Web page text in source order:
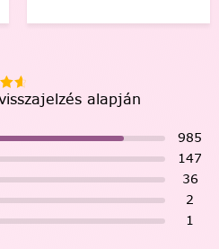
alapján
985
147
36
2
1